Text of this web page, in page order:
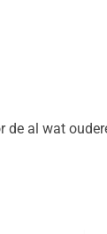
al wat